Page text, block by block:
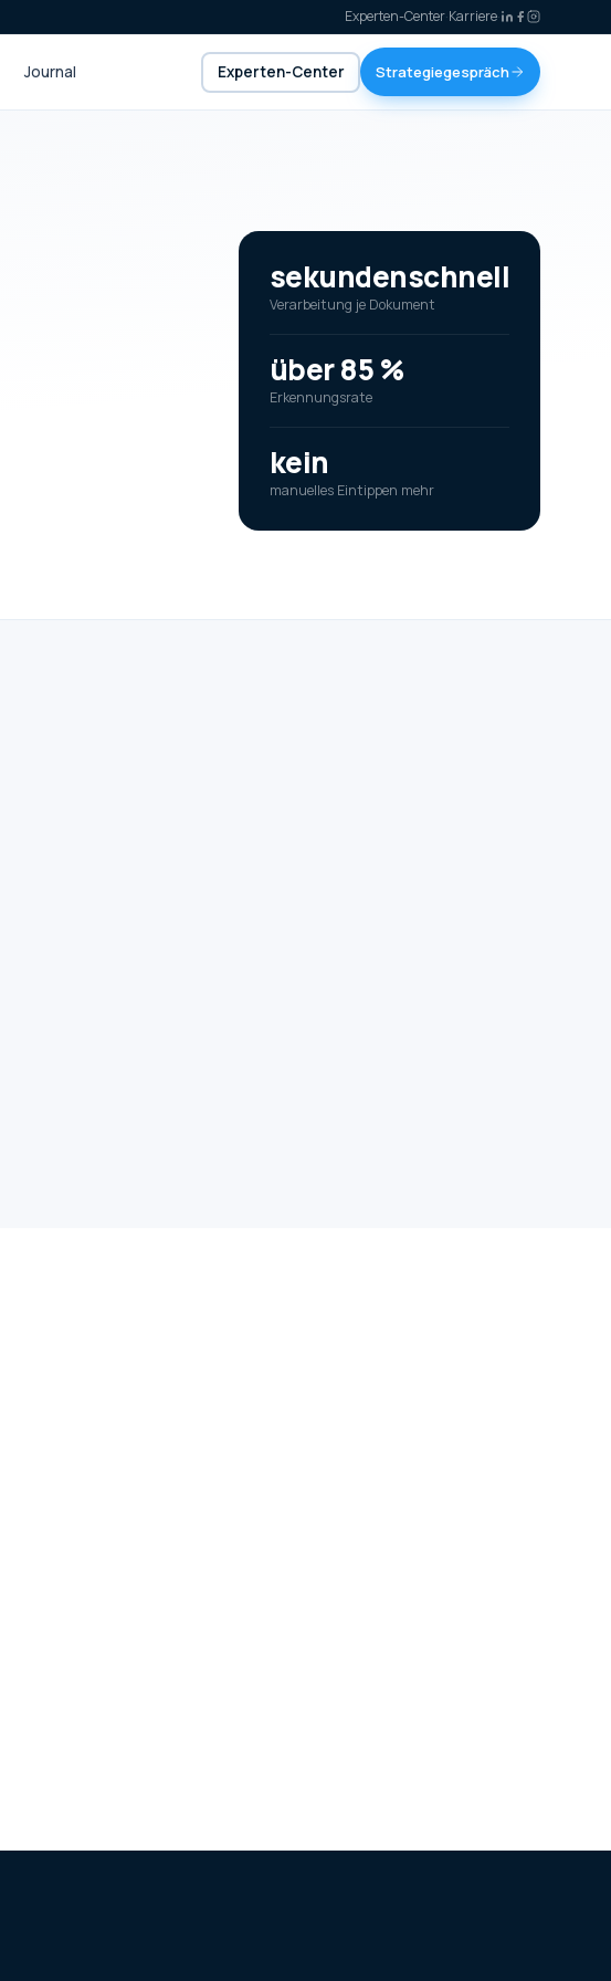
Experten-Center·Karriere·
Journal Experten-Center Strategiegespräch
sekundenschnell
Verarbeitung je Dokument
über 85 %
Erkennungsrate
kein
manuelles Eintippen mehr